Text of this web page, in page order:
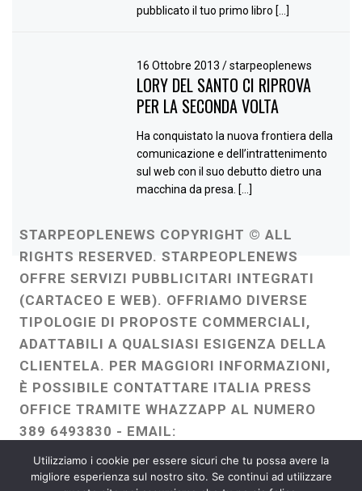
pubblicato il tuo primo libro […]
16 Ottobre 2013/ starpeoplenews
LORY DEL SANTO CI RIPROVA
PER LA SECONDA VOLTA
Ha conquistato la nuova frontiera della
comunicazione e dell’intrattenimento
sul web con il suo debutto dietro una
macchina da presa. […]
STARPEOPLENEWS COPYRIGHT © ALL
RIGHTS RESERVED. STARPEOPLENEWS
OFFRE SERVIZI PUBBLICITARI INTEGRATI
(CARTACEO E WEB). OFFRIAMO DIVERSE
TIPOLOGIE DI PROPOSTE COMMERCIALI,
ADATTABILI A QUALSIASI ESIGENZA DELLA
CLIENTELA. PER MAGGIORI INFORMAZIONI,
È POSSIBILE CONTATTARE ITALIA PRESS
OFFICE TRAMITE WHAZZAPP AL NUMERO
389 6493830 - EMAIL:
ITALIAPRESSOFFICE@GMAIL.COM
WEBMASTER :FRANCESCO GENTILE
Utilizziamo i cookie per essere sicuri che tu possa avere la
migliore esperienza sul nostro sito. Se continui ad utilizzare